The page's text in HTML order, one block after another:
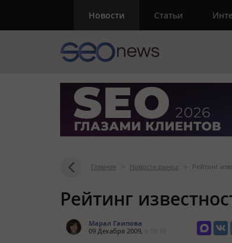
Новости Статьи
Главная > Новости рынка > Рейтинг
Рейтинг
Марал Гаипова
09 Декабря 2009,